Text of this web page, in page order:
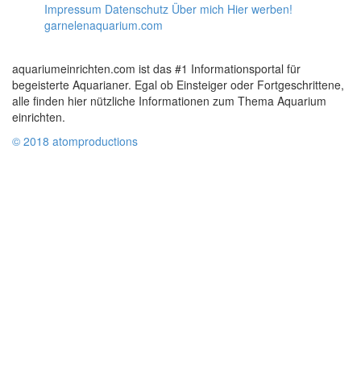
Impressum Datenschutz Über mich Hier werben!
garnelenaquarium.com
aquariumeinrichten.com ist das #1 Informationsportal für
begeisterte Aquarianer. Egal ob Einsteiger oder Fortgeschrittene,
alle finden hier nützliche Informationen zum Thema Aquarium
einrichten.
© 2018 atomproductions